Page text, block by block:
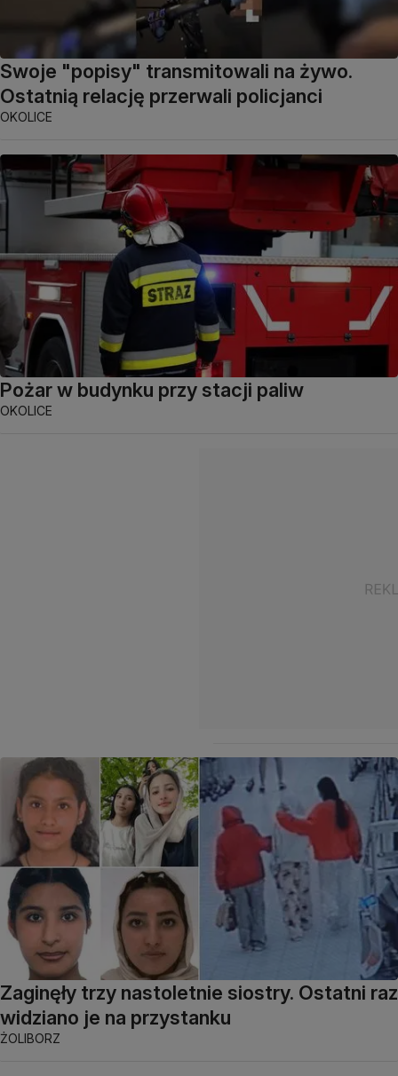
Swoje "popisy" transmitowali na żywo.
Ostatnią relację przerwali policjanci
OKOLICE
Pożar w budynku przy stacji paliw
OKOLICE
Zaginęły trzy nastoletnie siostry. Ostatni raz
widziano je na przystanku
ŻOLIBORZ